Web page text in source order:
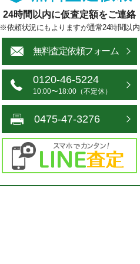
24時間以内に仮査定額をご連絡
※依頼状況にもよりますが通常24時間以内
無料査定依頼フォーム
0120-46-5224
10:00〜18:00（不定休）
0475-47-3276